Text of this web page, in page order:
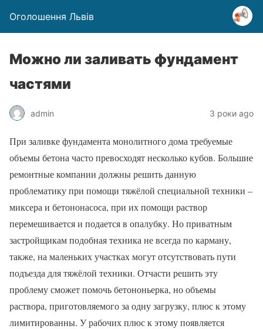
Оголошення Львів
Можно ли заливать фундамент
частями
admin 3 роки ago
При заливке фундамента монолитного дома требуемые
объемы бетона часто превосходят несколько кубов. Большие
ремонтные компании должны решить данную
проблематику при помощи тяжёлой специальной техники –
миксера и бетононасоса, при их помощи раствор
перемешивается и подается в опалубку. Но приватным
застройщикам подобная техника не всегда по карману,
также, на маленьких участках могут отсутствовать пути
подъезда для тяжёлой техники. Отчасти решить эту
проблему сможет помочь бетононьерка, но объемы
раствора, приготовляемого за одну загрузку, плюс к этому
лимитированны. У рабочих плюс к этому появляется